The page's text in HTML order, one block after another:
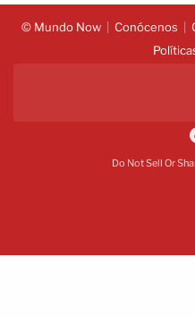
© Mundo Now Conócenos
Do Not Sell Or